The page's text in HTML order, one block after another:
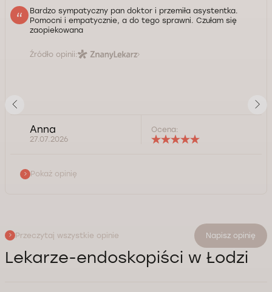
Bardzo sympatyczny pan doktor i przemiła asystentka.
Pomocni i empatycznie, a do tego sprawni. Czułam się
zaopiekowana
Źródło opinii:
Anna
27.07.2026
Ocena:
Pokaż opinię
Przeczytaj wszystkie opinie Napisz opinię
Lekarze-endoskopiści w Łodzi